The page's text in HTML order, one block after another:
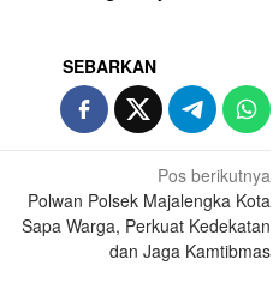
SEBARKAN
Pos berikutnya
Polwan Polsek Majalengka Kota
Sapa Warga, Perkuat Kedekatan
dan Jaga Kamtibmas